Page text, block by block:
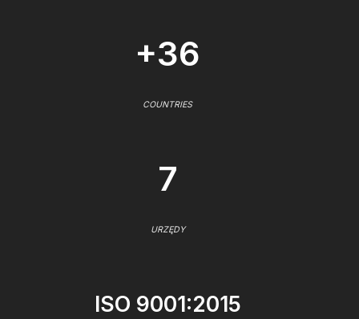
+36
COUNTRIES
7
URZĘDY
ISO 9001:2015